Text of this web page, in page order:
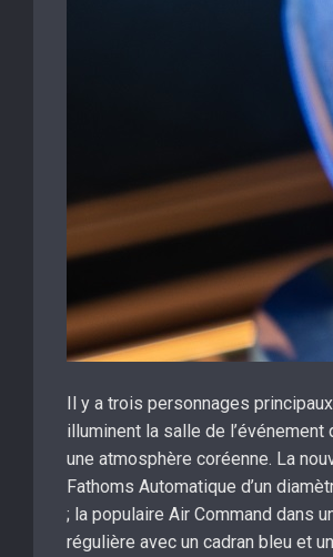
Il y a trois personnages
illuminent la salle de l’événement
une atmosphère coréenne. La
Fathoms Automatique d’un
; la populaire Air Command dans
régulière avec un cadran bleu et